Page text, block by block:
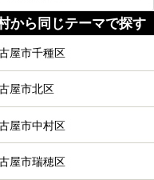
から同じテーマで探す
屋市千種区
屋市北区
屋市中村区
屋市瑞穂区